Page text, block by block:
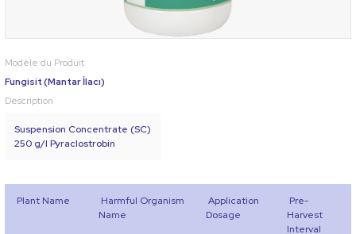
Modèle du Produit
Fungisit (Mantar İlacı)
Description
Suspension Concentrate (SC)
250 g/I Pyraclostrobin
Plant Name
Harmful Organism
Name
Application
Dosage
Pre-
Harvest
Interval